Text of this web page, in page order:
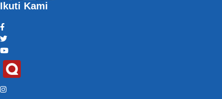
Ikuti Kami